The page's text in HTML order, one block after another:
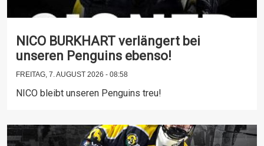
NICO BURKHART verlängert bei
unseren Penguins ebenso!
FREITAG, 7. AUGUST 2026 - 08:58
NICO bleibt unseren Penguins treu!